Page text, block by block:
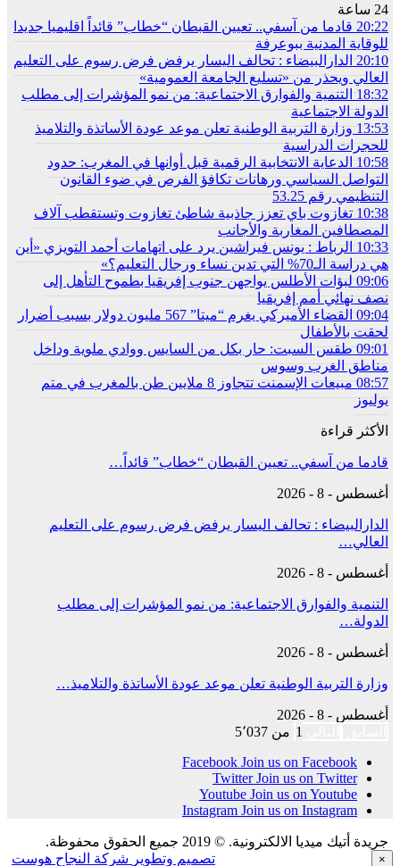
24 ساعة
20:22 قادما من آسفي.. تعيين القبطان “خطاب” قائداً اقليميا جديدا
للوقاية المدنية ببوعرفة
20:10 الدارالبيضاء : تحالف اليسار يرفض فرض رسوم على التعليم
العالي ويحذر من «تسليع الجامعة العمومية»
18:32 التنمية والفوارق الاجتماعية: من نمو المؤشرات إلى مطلب
الدولة الاجتماعية
13:53 وزارة التربية الوطنية تعلن موعد عودة الأساتذة والتلاميذ
للحجرات الدراسية
10:58 الدعاية الانتخابية الرقمية قبل أوانها في المغرب: حدود
التواصل السياسي ورهانات تكافؤ الفرص في ضوء القانون
التنظيمي رقم 53.25
10:38 تغازوت باي تعزز جاذبية شاطئ تغازوت وتستقطب آلاف
المصطافين المغاربة والأجانب
10:33 الرباط : يونس فيراشين يرد على اتهامات أحمد التويزي «أين
هي دراسة الـ70% التي تدين نساء ورجال التعليم؟»
09:06 لبؤات الأطلس يواجهن جنوب إفريقيا بطموح التأهل إلى
نصف نهائي أمم إفريقيا
09:04
القضاء الأميركي يغرم “ميتا” 567 مليون دولار بسبب أضرار
لحقت بالأطفال
09:01 طقس السبت: حار بكل من السايس ووادي ملوية وداخل
مناطق الغرب وسوس
08:57
مبيعات الإسمنت تتجاوز 8 ملايين طن بالمغرب في متم
يوليوز
الأكثر قراءة
قادما من آسفي.. تعيين القبطان “خطاب” قائداً…
أغسطس - 8 - 2026
الدارالبيضاء : تحالف اليسار يرفض فرض رسوم على التعليم
العالي…
أغسطس - 8 - 2026
التنمية والفوارق الاجتماعية: من نمو المؤشرات إلى مطلب
الدولة…
أغسطس - 8 - 2026
وزارة التربية الوطنية تعلن موعد عودة الأساتذة والتلاميذ…
أغسطس - 8 - 2026
1 من 5٬037
Facebook Join us on Facebook
Twitter Join us on Twitter
Youtube Join us on Youtube
Instagram Join us on Instagram
جريدة أتيك ميديا الالكترونية. © 2019 جميع الحقوق محفوظة.
تصميم وتطوير شركة النجاح هوست ×